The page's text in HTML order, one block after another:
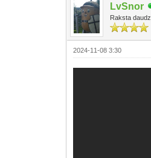
LvSnor
Raksta daudz
2024-11-08 3:30